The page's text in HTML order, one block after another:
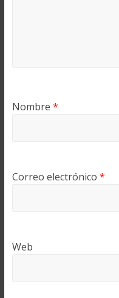
Nombre *
Correo electrónico *
Web